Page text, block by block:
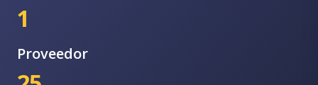
1
Proveedor